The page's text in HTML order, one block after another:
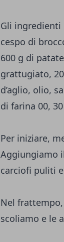
Gli ingredienti
cespo di
600 g di
grattugiato,
d’aglio, olio,
di farina 00,
Per iniziare,
Aggiungiamo
carciofi puliti
Nel
scoliamo e le